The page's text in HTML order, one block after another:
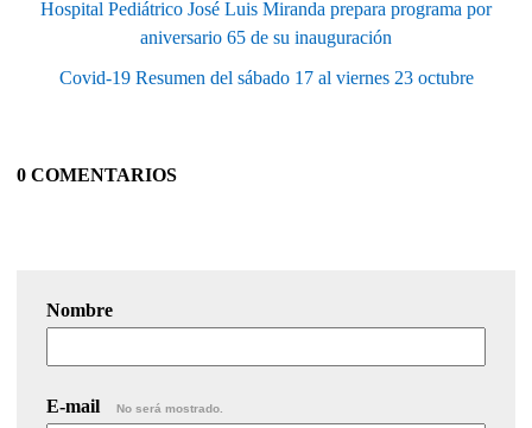
Hospital Pediátrico José Luis Miranda prepara programa por
aniversario 65 de su inauguración
Covid-19 Resumen del sábado 17 al viernes 23 octubre
0 COMENTARIOS
Nombre
E-mail No será mostrado.